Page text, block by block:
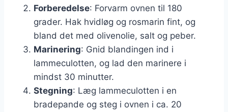
Forberedelse: Forvarm ovnen til 180
grader. Hak hvidløg og rosmarin fint, og
bland det med olivenolie, salt og peber.
Marinering: Gnid blandingen ind i
lammeculotten, og lad den marinere i
mindst 30 minutter.
Stegning: Læg lammeculotten i en
bradepande og steg i ovnen i ca. 20